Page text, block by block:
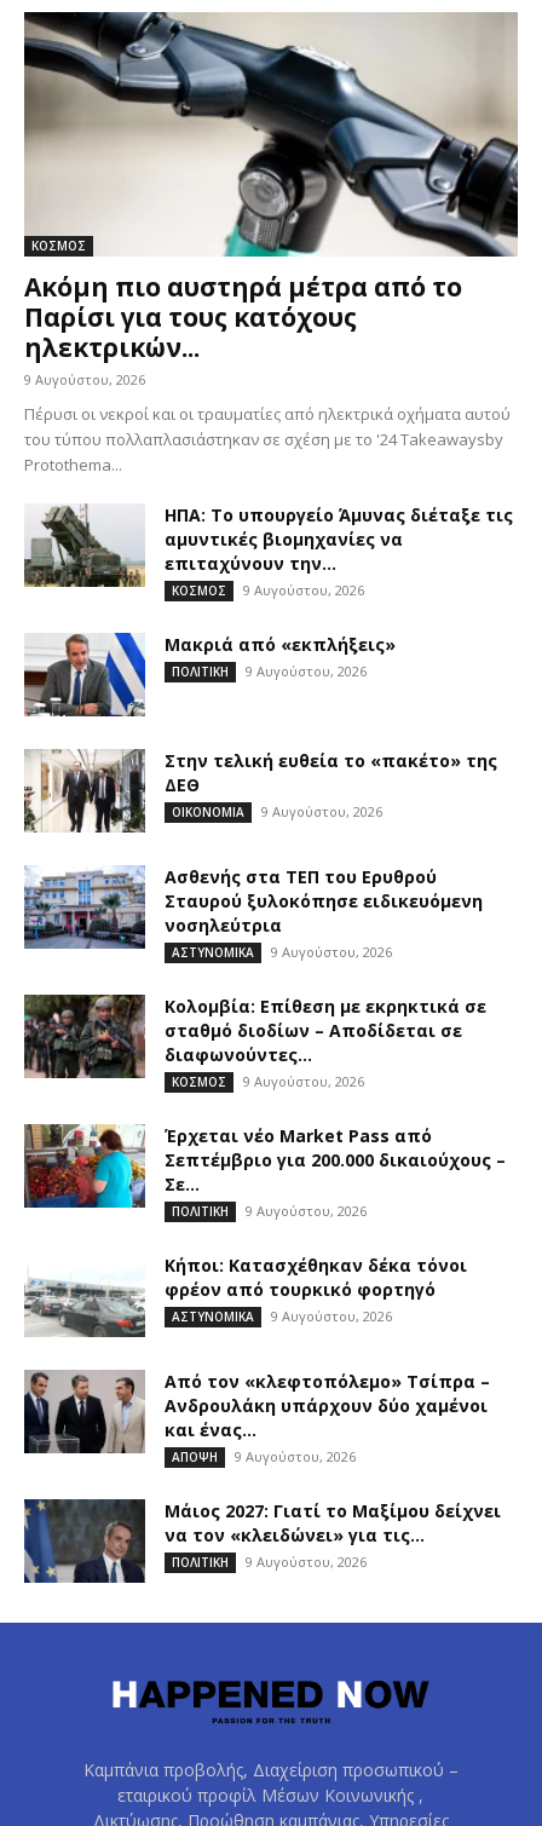
ΚΟΣΜΟΣ
Ακόμη πιο αυστηρά μέτρα από το
Παρίσι για τους κατόχους
ηλεκτρικών...
9 Αυγούστου, 2026
Πέρυσι οι νεκροί και οι τραυματίες από ηλεκτρικά οχήματα αυτού
του τύπου πολλαπλασιάστηκαν σε σχέση με το '24 Takeawaysby
Protothema...
ΗΠΑ: Το υπουργείο Άμυνας διέταξε τις
αμυντικές βιομηχανίες να
επιταχύνουν την...
ΚΟΣΜΟΣ 9 Αυγούστου, 2026
Μακριά από «εκπλήξεις»
ΠΟΛΙΤΙΚΗ 9 Αυγούστου, 2026
Στην τελική ευθεία το «πακέτο» της
ΔΕΘ
ΟΙΚΟΝΟΜΙΑ 9 Αυγούστου, 2026
Ασθενής στα ΤΕΠ του Ερυθρού
Σταυρού ξυλοκόπησε ειδικευόμενη
νοσηλεύτρια
ΑΣΤΥΝΟΜΙΚΑ 9 Αυγούστου, 2026
Κολομβία: Επίθεση με εκρηκτικά σε
σταθμό διοδίων – Αποδίδεται σε
διαφωνούντες...
ΚΟΣΜΟΣ 9 Αυγούστου, 2026
Έρχεται νέο Market Pass από
Σεπτέμβριο για 200.000 δικαιούχους –
Σε...
ΠΟΛΙΤΙΚΗ 9 Αυγούστου, 2026
Κήποι: Κατασχέθηκαν δέκα τόνοι
φρέον από τουρκικό φορτηγό
ΑΣΤΥΝΟΜΙΚΑ 9 Αυγούστου, 2026
Από τον «κλεφτοπόλεμο» Τσίπρα –
Ανδρουλάκη υπάρχουν δύο χαμένοι
και ένας...
ΑΠΟΨΗ 9 Αυγούστου, 2026
Μάιος 2027: Γιατί το Μαξίμου δείχνει
να τον «κλειδώνει» για τις...
ΠΟΛΙΤΙΚΗ 9 Αυγούστου, 2026
Καμπάνια προβολής, Διαχείριση προσωπικού –
εταιρικού προφίλ Μέσων Κοινωνικής ,
Δικτύωσης, Προώθηση καμπάνιας, Υπηρεσίες